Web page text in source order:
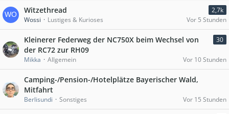
Witzethread
2,7k
Wossi
Lustiges & Kurioses Vor 5 Stunden
Kleinerer Federweg der NC750X beim Wechsel von
der RC72 zur RH09
30
Mikka Allgemein Vor 10 Stunden
Camping-/Pension-/Hotelplätze Bayerischer Wald,
Mitfahrt
Berlisundi Sonstiges Vor 15 Stunden